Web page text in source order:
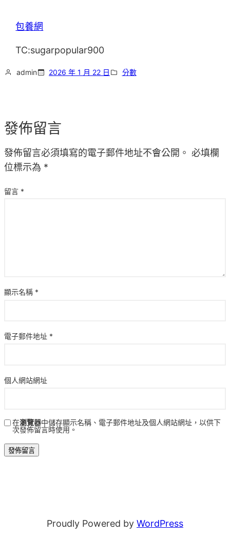
包養網
TC:sugarpopular900
admin 2026 年 1 月 22 日 分數
發佈留言
發佈留言必須填寫的電子郵件地址不會公開。 必填欄
位標示為 *
留言 *
顯示名稱 *
電子郵件地址 *
個人網站網址
在瀏覽器中儲存顯示名稱、電子郵件地址及個人網站網址，以供下
次發佈留言時使用。
Proudly Powered by WordPress